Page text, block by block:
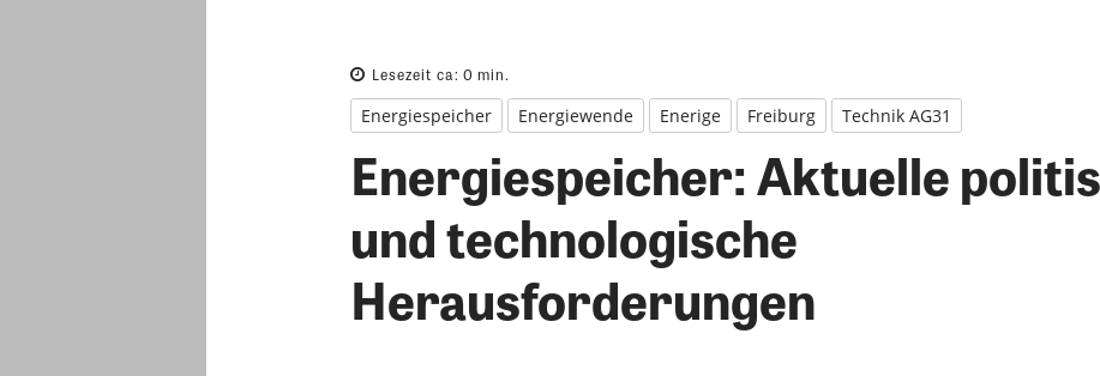
Lesezeit ca: 0 min.
Energiespeicher Energiewende Enerige Freiburg Technik AG31
Energiespeicher: Aktuelle
und technologische
Herausforderungen